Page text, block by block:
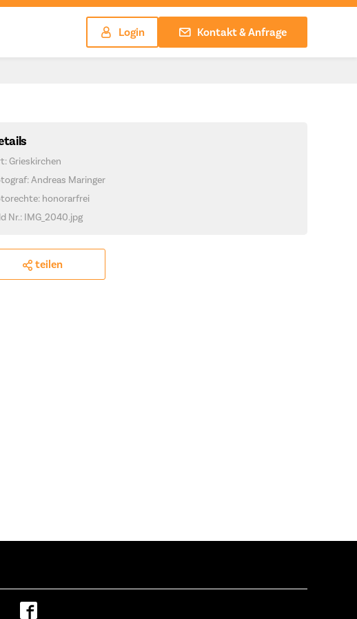
Login Kontakt & Anfrage
Grieskirchen
Andreas Maringer
honorarfrei
Nr.: IMG_2040.jpg
teilen